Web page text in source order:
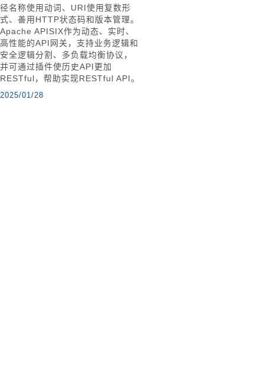
径名称使用动词、URI使用复数形
式、善用HTTP状态码和版本管理。
Apache APISIX作为动态、实时、
高性能的API网关，支持业务逻辑和
安全逻辑分割、多负载均衡协议，
并可通过插件使历史API更加
RESTful，帮助实现RESTful API。
2025/01/28